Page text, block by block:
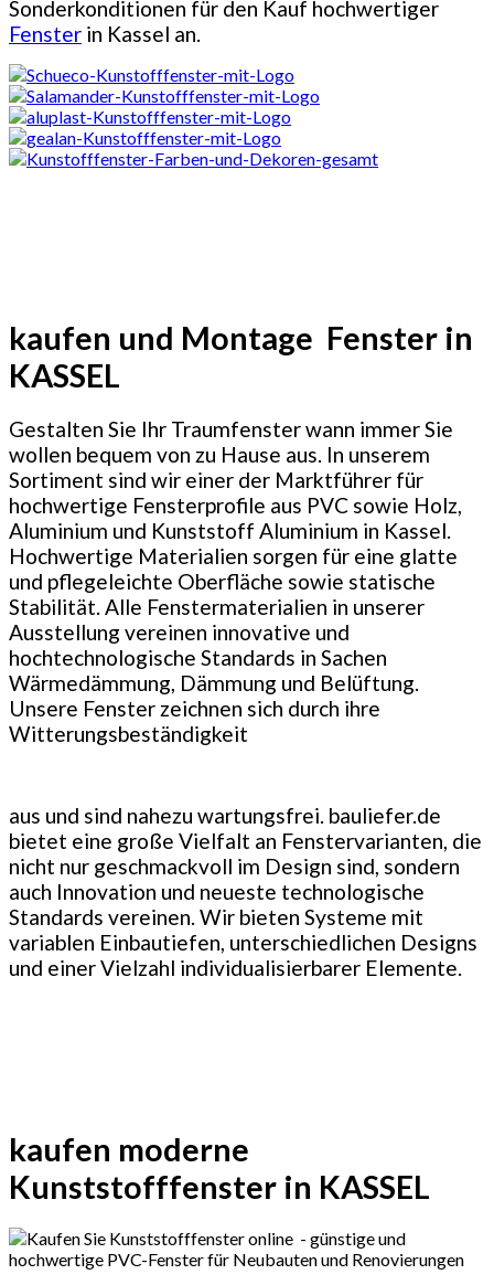
Sonderkonditionen für den Kauf hochwertiger
Fenster in Kassel an.
kaufen und Montage Fenster in
KASSEL
Gestalten Sie Ihr Traumfenster wann immer Sie
wollen bequem von zu Hause aus. In unserem
Sortiment sind wir einer der Marktführer für
hochwertige Fensterprofile aus PVC sowie Holz,
Aluminium und Kunststoff Aluminium in Kassel.
Hochwertige Materialien sorgen für eine glatte
und pflegeleichte Oberfläche sowie statische
Stabilität. Alle Fenstermaterialien in unserer
Ausstellung vereinen innovative und
hochtechnologische Standards in Sachen
Wärmedämmung, Dämmung und Belüftung.
Unsere Fenster zeichnen sich durch ihre
Witterungsbeständigkeit
aus und sind nahezu wartungsfrei. bauliefer.de
bietet eine große Vielfalt an Fenstervarianten, die
nicht nur geschmackvoll im Design sind, sondern
auch Innovation und neueste technologische
Standards vereinen. Wir bieten Systeme mit
variablen Einbautiefen, unterschiedlichen Designs
und einer Vielzahl individualisierbarer Elemente.
kaufen moderne
Kunststofffenster in KASSEL